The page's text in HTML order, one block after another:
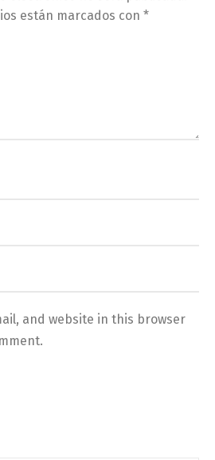
están marcados con *
and website in this browser